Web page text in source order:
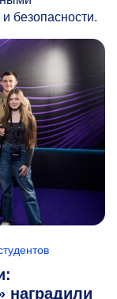
безопасности.
наградили